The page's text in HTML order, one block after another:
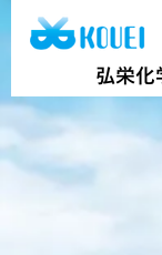
弘栄化